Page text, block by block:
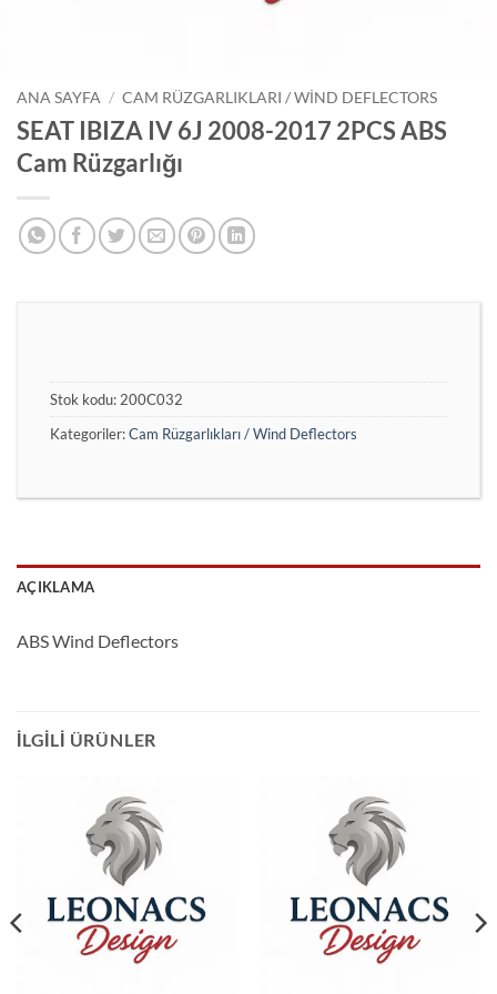
ANA SAYFA / CAM RÜZGARLIKLARI / WIND DEFLECTORS
SEAT IBIZA IV 6J 2008-2017 2PCS ABS
Cam Rüzgarlığı
Stok kodu: 200C032
Kategoriler:Cam Rüzgarlıkları / Wind Deflectors
AÇIKLAMA
ABS Wind Deflectors
İLGILI ÜRÜNLER